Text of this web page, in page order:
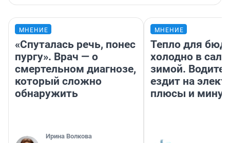
МНЕНИЕ
«Спуталась речь, понес
пургу». Врач — о
смертельном диагнозе,
который сложно
обнаружить
Ирина Волкова
МНЕНИЕ
Тепло для
холодно в
зимой.
ездит на
плюсы и